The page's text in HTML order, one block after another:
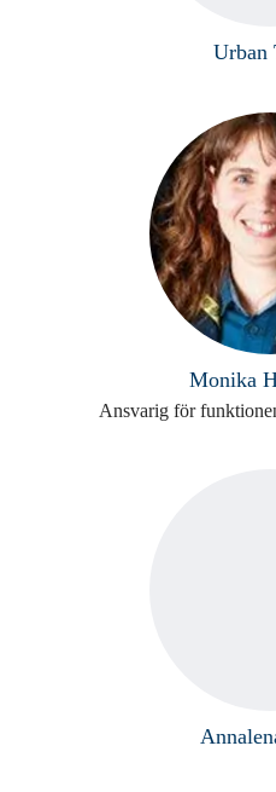
Urban
Monika
Ansvarig för